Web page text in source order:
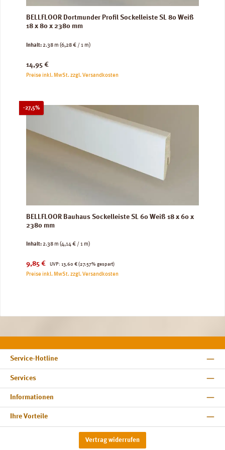
BELLFLOOR Dortmunder Profil Sockelleiste SL 80 Weiß
18 x 80 x 2380 mm
Inhalt:2.38 m (6,28 € / 1 m)
Regulärer Preis:
14,95 €
Preise inkl. MwSt. zzgl. Versandkosten
-27,5%Rabatt
BELLFLOOR Bauhaus Sockelleiste SL 60 Weiß 18 x 60 x
2380 mm
Inhalt:2.38 m (4,14 € / 1 m)
Verkaufspreis:
9,85 € UVP:
Regulärer Preis:
13,60 € (27.57% gespart)
Preise inkl. MwSt. zzgl. Versandkosten
Service-Hotline
Services
Informationen
Ihre Vorteile
Vertrag widerrufen